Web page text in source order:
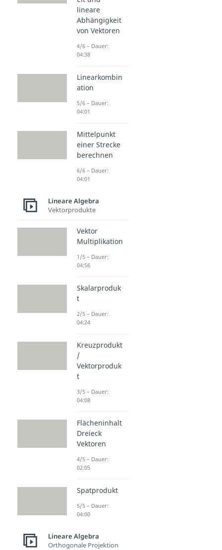
lineare
Abhängigkeit
von Vektoren
4/6 – Dauer:
04:38
Linearkombin
ation
5/6 – Dauer:
04:01
Mittelpunkt
einer Strecke
berechnen
6/6 – Dauer:
04:01
Lineare Algebra
Vektorprodukte
Vektor
Multiplikation
1/5 – Dauer:
04:56
Skalarproduk
t
2/5 – Dauer:
04:24
Kreuzprodukt
/
Vektorproduk
t
3/5 – Dauer:
04:08
Flächeninhalt
Dreieck
Vektoren
4/5 – Dauer:
02:05
Spatprodukt
5/5 – Dauer:
04:00
Lineare Algebra
Orthogonale Projektion